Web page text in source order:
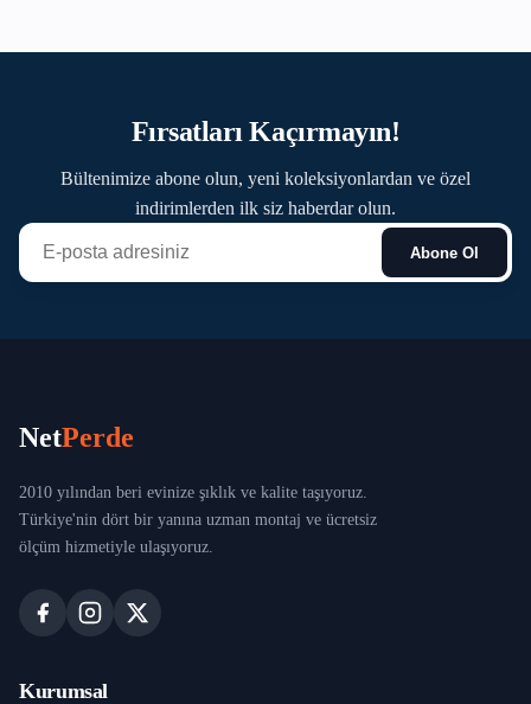
Fırsatları Kaçırmayın!
Bültenimize abone olun, yeni koleksiyonlardan ve özel
indirimlerden ilk siz haberdar olun.
Abone Ol
NetPerde
2010 yılından beri evinize şıklık ve kalite taşıyoruz.
Türkiye'nin dört bir yanına uzman montaj ve ücretsiz
ölçüm hizmetiyle ulaşıyoruz.
Kurumsal